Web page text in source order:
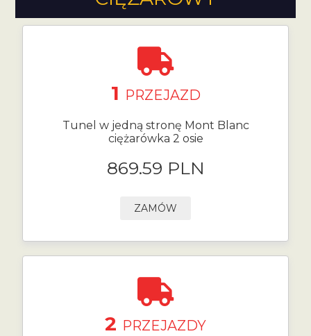
1 PRZEJAZD
Tunel w jedną stronę Mont Blanc
ciężarówka 2 osie
869.59 PLN
ZAMÓW
2 PRZEJAZDY